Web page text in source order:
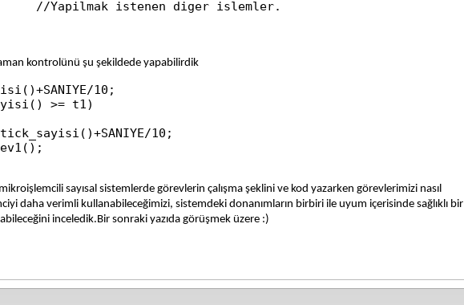
kontrolünü şu şekildede yapabilirdik
10;
>= t1)
sayısal sistemlerde görevlerin çalışma şeklini ve kod yazarken görevlerimizi nasıl
daha verimli kullanabileceğimizi, sistemdeki donanımların birbiri ile uyum içerisinde sağlıklı bir
inceledik.Bir sonraki yazıda görüşmek üzere :)